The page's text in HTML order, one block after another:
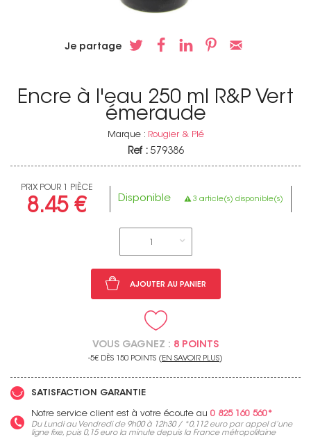
Je partage
Encre à l'eau 250 ml R&P Vert
émeraude
Marque : Rougier & Plé
Ref : 579386
PRIX POUR 1 PIÈCE
8.45 € Disponible 3 article(s) disponible(s)
AJOUTER AU PANIER
VOUS GAGNEZ : 8 POINTS
-5€ DÈS 150 POINTS ( EN SAVOIR PLUS)
SATISFACTION GARANTIE
Notre service client est à votre écoute au 0 825 160 560*
Du Lundi au Vendredi de 9h00 à 12h30 / *0,112 europar appel d’une
ligne fixe, puis 0,15 eurola minute depuis la France métropolitaine